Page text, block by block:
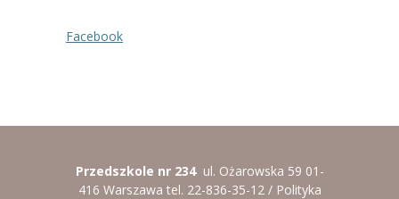
Facebook
Przedszkole nr 234 ul. Ożarowska 59 01-
416 Warszawa tel. 22-836-35-12 / Polityka